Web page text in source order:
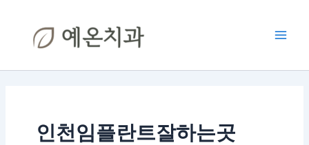
건
인천임플란트잘하는곳